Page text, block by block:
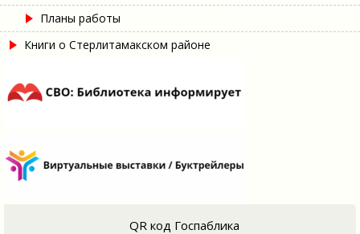
Планы работы
Книги о Стерлитамакском районе
QR код Госпаблика